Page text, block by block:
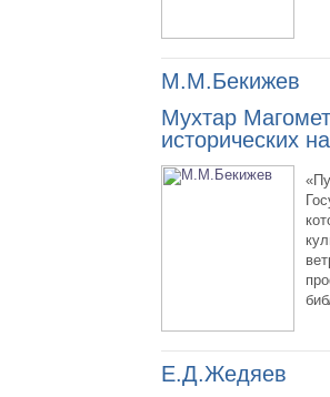
М.М.Бекижев
Мухтар
исторических
Е.Д.Жедяев